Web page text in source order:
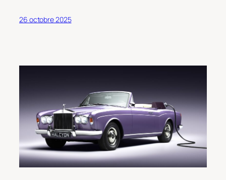
26 octobre 2025